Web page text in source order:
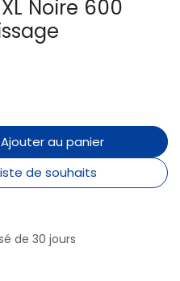
Noire 600
Ajouter au panier
de souhaits
de 30 jours